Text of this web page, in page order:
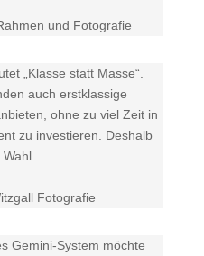
und Fotografie
„Klasse statt Masse“.
auch erstklassige
ohne zu viel Zeit in
zu investieren. Deshalb
Fotografie
Gemini-System möchte